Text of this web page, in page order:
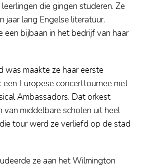
die gingen studeren. Ze
jaar lang Engelse literatuur.
een bijbaan in het bedrijf van haar
was maakte ze haar eerste
een Europese concerttournee met
Ambassadors. Dat orkest
middelbare scholen uit heel
tour werd ze verliefd op de stad
ze aan het Wilmington